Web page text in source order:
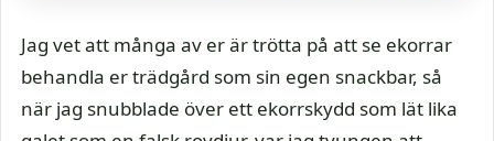
Jag vet att många av er är trötta på att se ekorrar
behandla er trädgård som sin egen snackbar, så
när jag snubblade över ett ekorrskydd som lät lika